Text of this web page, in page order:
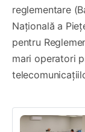
reglementare
Națională a
pentru
mari operatori